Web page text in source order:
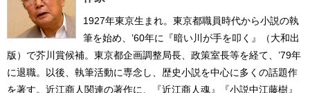
1927年東京生まれ。東京都職員時代から小説の執
筆を始め、’60年に『暗い川が手を叩く』（大和出
版）で芥川賞候補。東京都企画調整局長、政策室長等を経て、’79年
に退職。以後、執筆活動に専念し、歴史小説を中心に多くの話題作
を著す。近江商人関連の著作に、『近江商人魂』『小説中江藤樹』